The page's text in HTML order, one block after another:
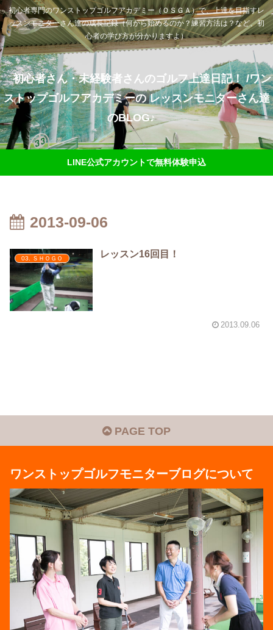
初心者専門のワンストップゴルフアカデミー（ＯＳＧＡ）で、上達を目指すレ
ッスンモニターさん達の成長記録（何から始めるのか？練習方法は？など、初
心者の学び方が分かりますよ）
初心者さん・未経験者さんのゴルフ上達日記！ /ワン
ストップゴルフアカデミーの レッスンモニターさん達
のBLOG♪
LINE公式アカウントで無料体験申込
2013-09-06
03. ＳＨＯＧＯ レッスン16回目！
2013.09.06
PAGE TOP
ワンストップゴルフモニターブログについて